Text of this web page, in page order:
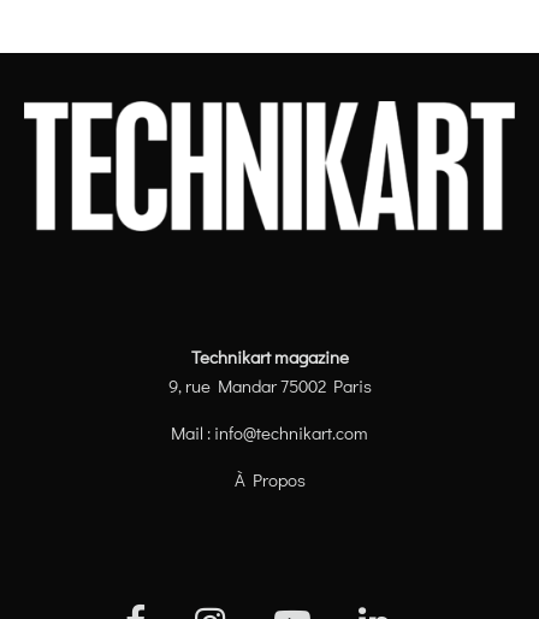
Technikart magazine
9, rue Mandar 75002 Paris
Mail : info@technikart.com
À Propos